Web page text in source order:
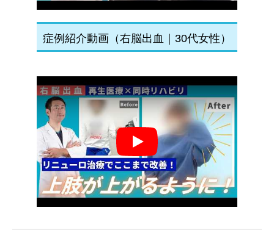
症例紹介動画（右脳出血｜30代女性）
Play